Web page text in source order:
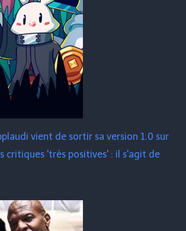
vient de sortir sa version 1.0 sur
critiques 'très positives' : il s'agit de